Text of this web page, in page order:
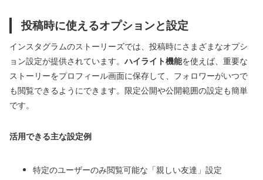
投稿時に使えるオプションと設定
インスタグラムのストーリーズでは、投稿時にさまざまなオプシ
ョン設定が提供されています。ハイライト機能を使えば、重要な
ストーリーをプロフィール画面に保存して、フォロワーがいつで
も閲覧できるようにできます。限定公開や公開範囲の設定も簡単
です。
活用できる主な設定例
特定のユーザーのみ閲覧可能な「親しい友達」設定